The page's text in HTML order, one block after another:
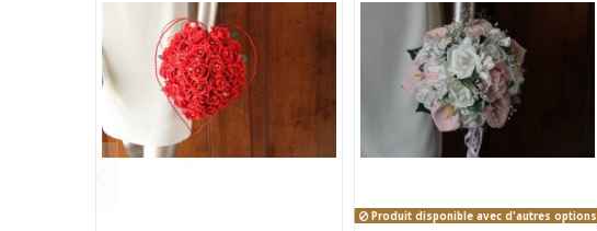
Produit disponible avec d'autres options